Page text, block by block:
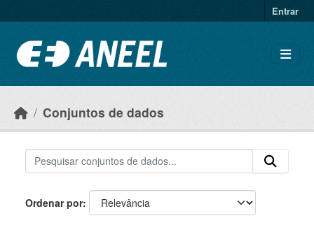
Entrar
Conjuntos de dados
Ordenar por